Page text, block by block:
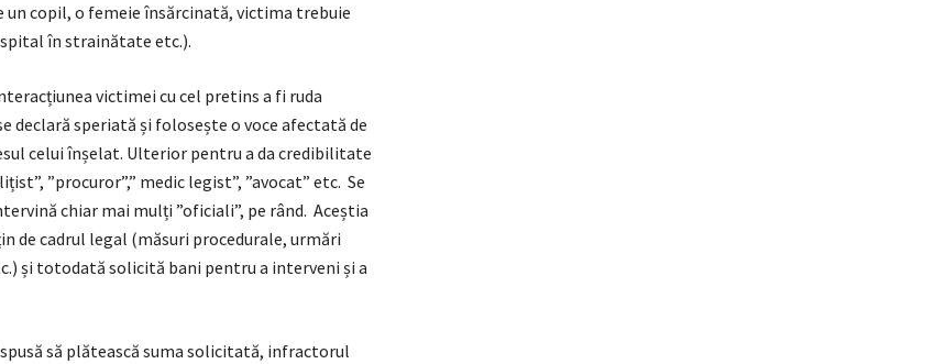
copil, o femeie însărcinată, victima trebuie
în strainătate etc.).
victimei cu cel pretins a fi ruda
declară speriată și folosește o voce afectată de
celui înșelat. Ulterior pentru a da credibilitate
”procuror”,” medic legist”, ”avocat” etc. Se
chiar mai mulți ”oficiali”, pe rând. Aceștia
de cadrul legal (măsuri procedurale, urmări
și totodată solicită bani pentru a interveni și a
să plătească suma solicitată, infractorul